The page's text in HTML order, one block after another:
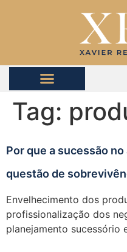
Tag:
Por que a sucessão
questão de
Envelhecimento dos
profissionalização dos
planejamento sucessório